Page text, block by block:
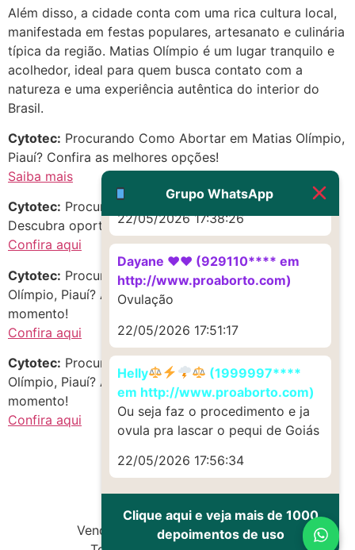
Além disso, a cidade conta com uma rica cultura local,
manifestada em festas populares, artesanato e culinária
típica da região. Matias Olímpio é um lugar tranquilo e
acolhedor, ideal para quem busca contato com a
natureza e uma experiência autêntica do interior do
Brasil.
Cytotec: Procurando Como Abortar em Matias Olímpio,
Piauí? Confira as melhores opções!
Saiba mais
Cytotec: Procurando mis0prostol no estado de Piauí?
Descubra oportunidades incríveis!
Confira aqui
Cytotec: Procurando abort1vo em Centro, Matias
Olímpio, Piauí? Aproveite as melhores opções do
momento!
Confira aqui
Cytotec: Procurando cintotek em Umarizal, Matias
Olímpio, Piauí? Aproveite as melhores opções do
momento!
Confira aqui
Vendas de Cytotec e Misoprostol
Grupo WhatsApp
(879121**** em
http://www.proaborto.com)
Deve ser um corrimento normal
mesmo
G (1199866**** em
http://www.proaborto.com)
Muito obrigadaaaaa
22/05/2026 17:38:26
Dayane ♥️♥️ (929110**** em
http://www.proaborto.com)
Ovulação
22/05/2026 17:51:17
Helly
(1999997****
em http://www.proaborto.com)
Ou seja faz o procedimento e ja
ovula pra lascar o pequi de Goiás
22/05/2026 17:56:34
Clique aqui e veja mais de 1000
depoimentos de uso